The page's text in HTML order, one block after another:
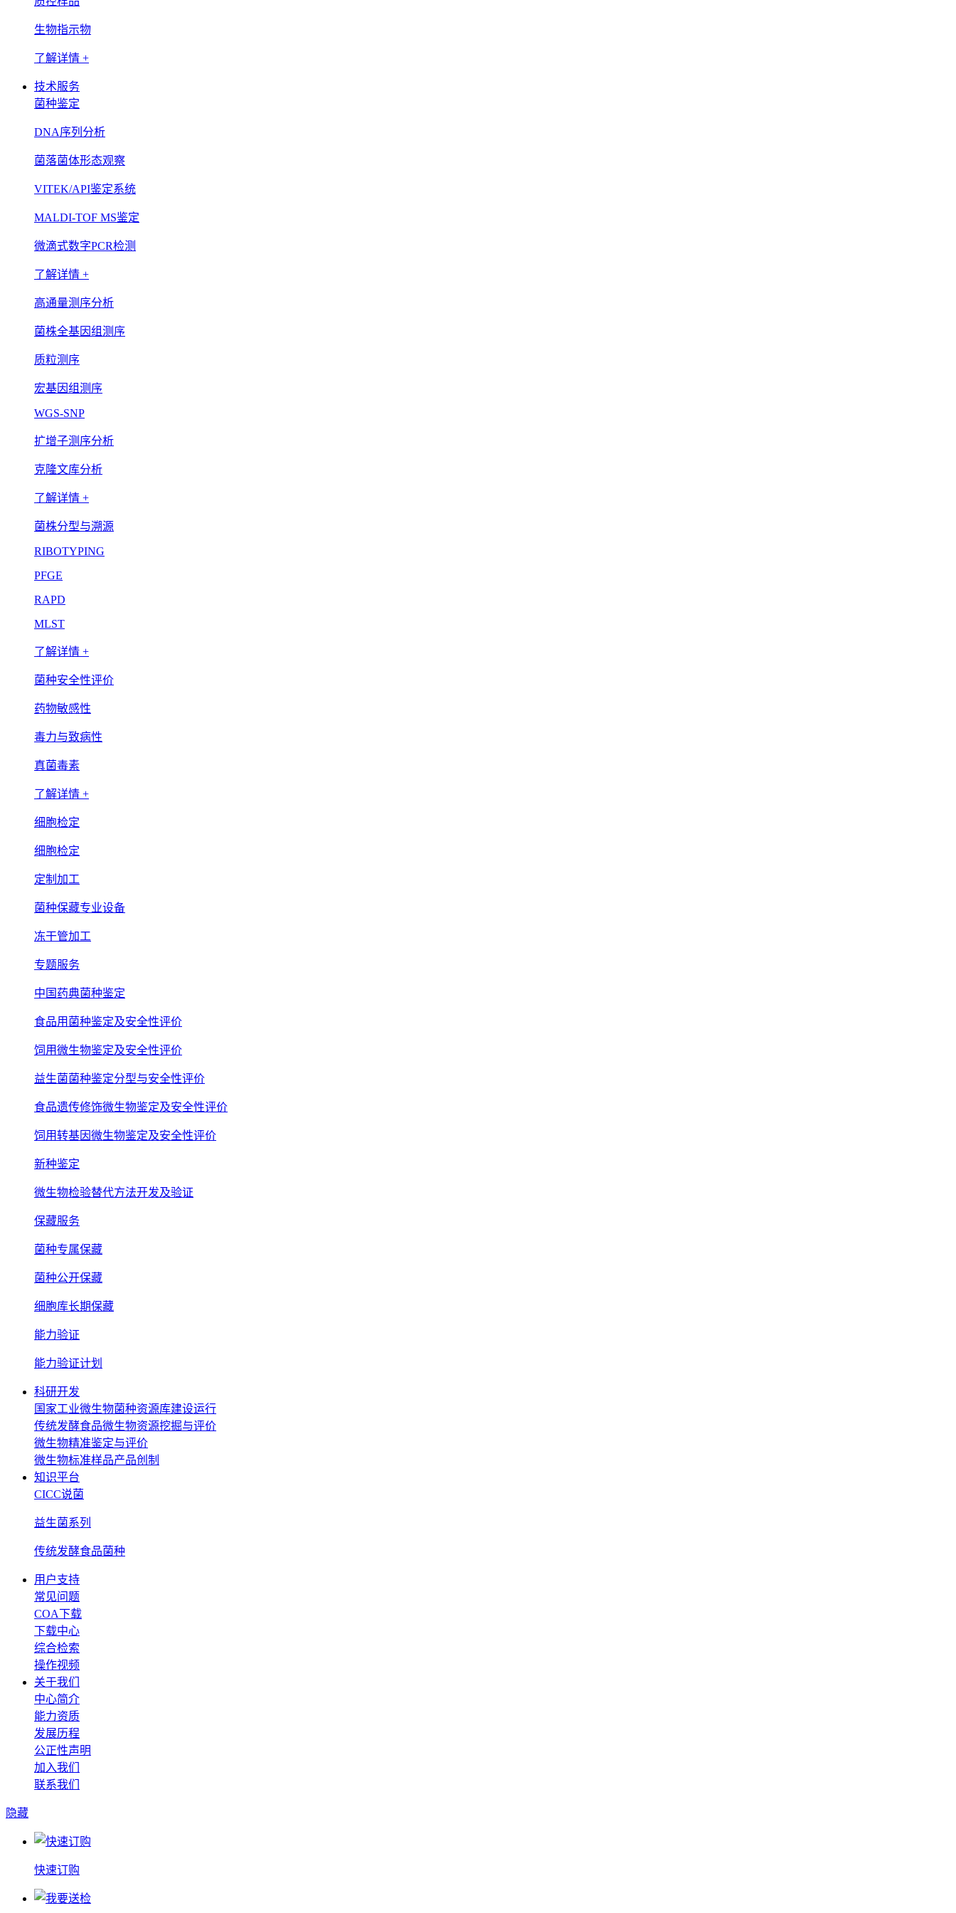
生物指示物
了解详情 +
技术服务
菌种鉴定
DNA序列分析
菌落菌体形态观察
VITEK/API鉴定系统
MALDI-TOF MS鉴定
微滴式数字PCR检测
了解详情 +
高通量测序分析
菌株全基因组测序
质粒测序
宏基因组测序
WGS-SNP
扩增子测序分析
克隆文库分析
了解详情 +
菌株分型与溯源
RIBOTYPING
PFGE
RAPD
MLST
了解详情 +
菌种安全性评价
药物敏感性
毒力与致病性
真菌毒素
了解详情 +
细胞检定
细胞检定
定制加工
菌种保藏专业设备
冻干管加工
专题服务
中国药典菌种鉴定
食品用菌种鉴定及安全性评价
饲用微生物鉴定及安全性评价
益生菌菌种鉴定分型与安全性评价
食品遗传修饰微生物鉴定及安全性评价
饲用转基因微生物鉴定及安全性评价
新种鉴定
微生物检验替代方法开发及验证
保藏服务
菌种专属保藏
菌种公开保藏
细胞库长期保藏
能力验证
能力验证计划
科研开发
国家工业微生物菌种资源库建设运行
传统发酵食品微生物资源挖掘与评价
微生物精准鉴定与评价
微生物标准样品产品创制
知识平台
CICC说菌
益生菌系列
传统发酵食品菌种
用户支持
常见问题
COA下载
下载中心
综合检索
操作视频
关于我们
中心简介
能力资质
发展历程
公正性声明
加入我们
联系我们
隐藏
快速订购